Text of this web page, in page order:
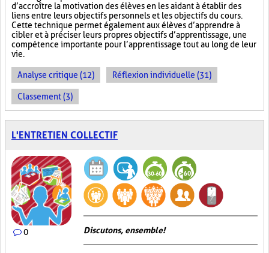
d’accroître la motivation des élèves en les aidant à établir des
liens entre leurs objectifs personnels et les objectifs du cours.
Cette technique permet également aux élèves d’apprendre à
cibler et à préciser leurs propres objectifs d’apprentissage, une
compétence importante pour l’apprentissage tout au long de leur
vie.
Analyse critique (12) Réflexion individuelle (31)
Classement (3)
L'ENTRETIEN COLLECTIF
0 Discutons, ensemble!